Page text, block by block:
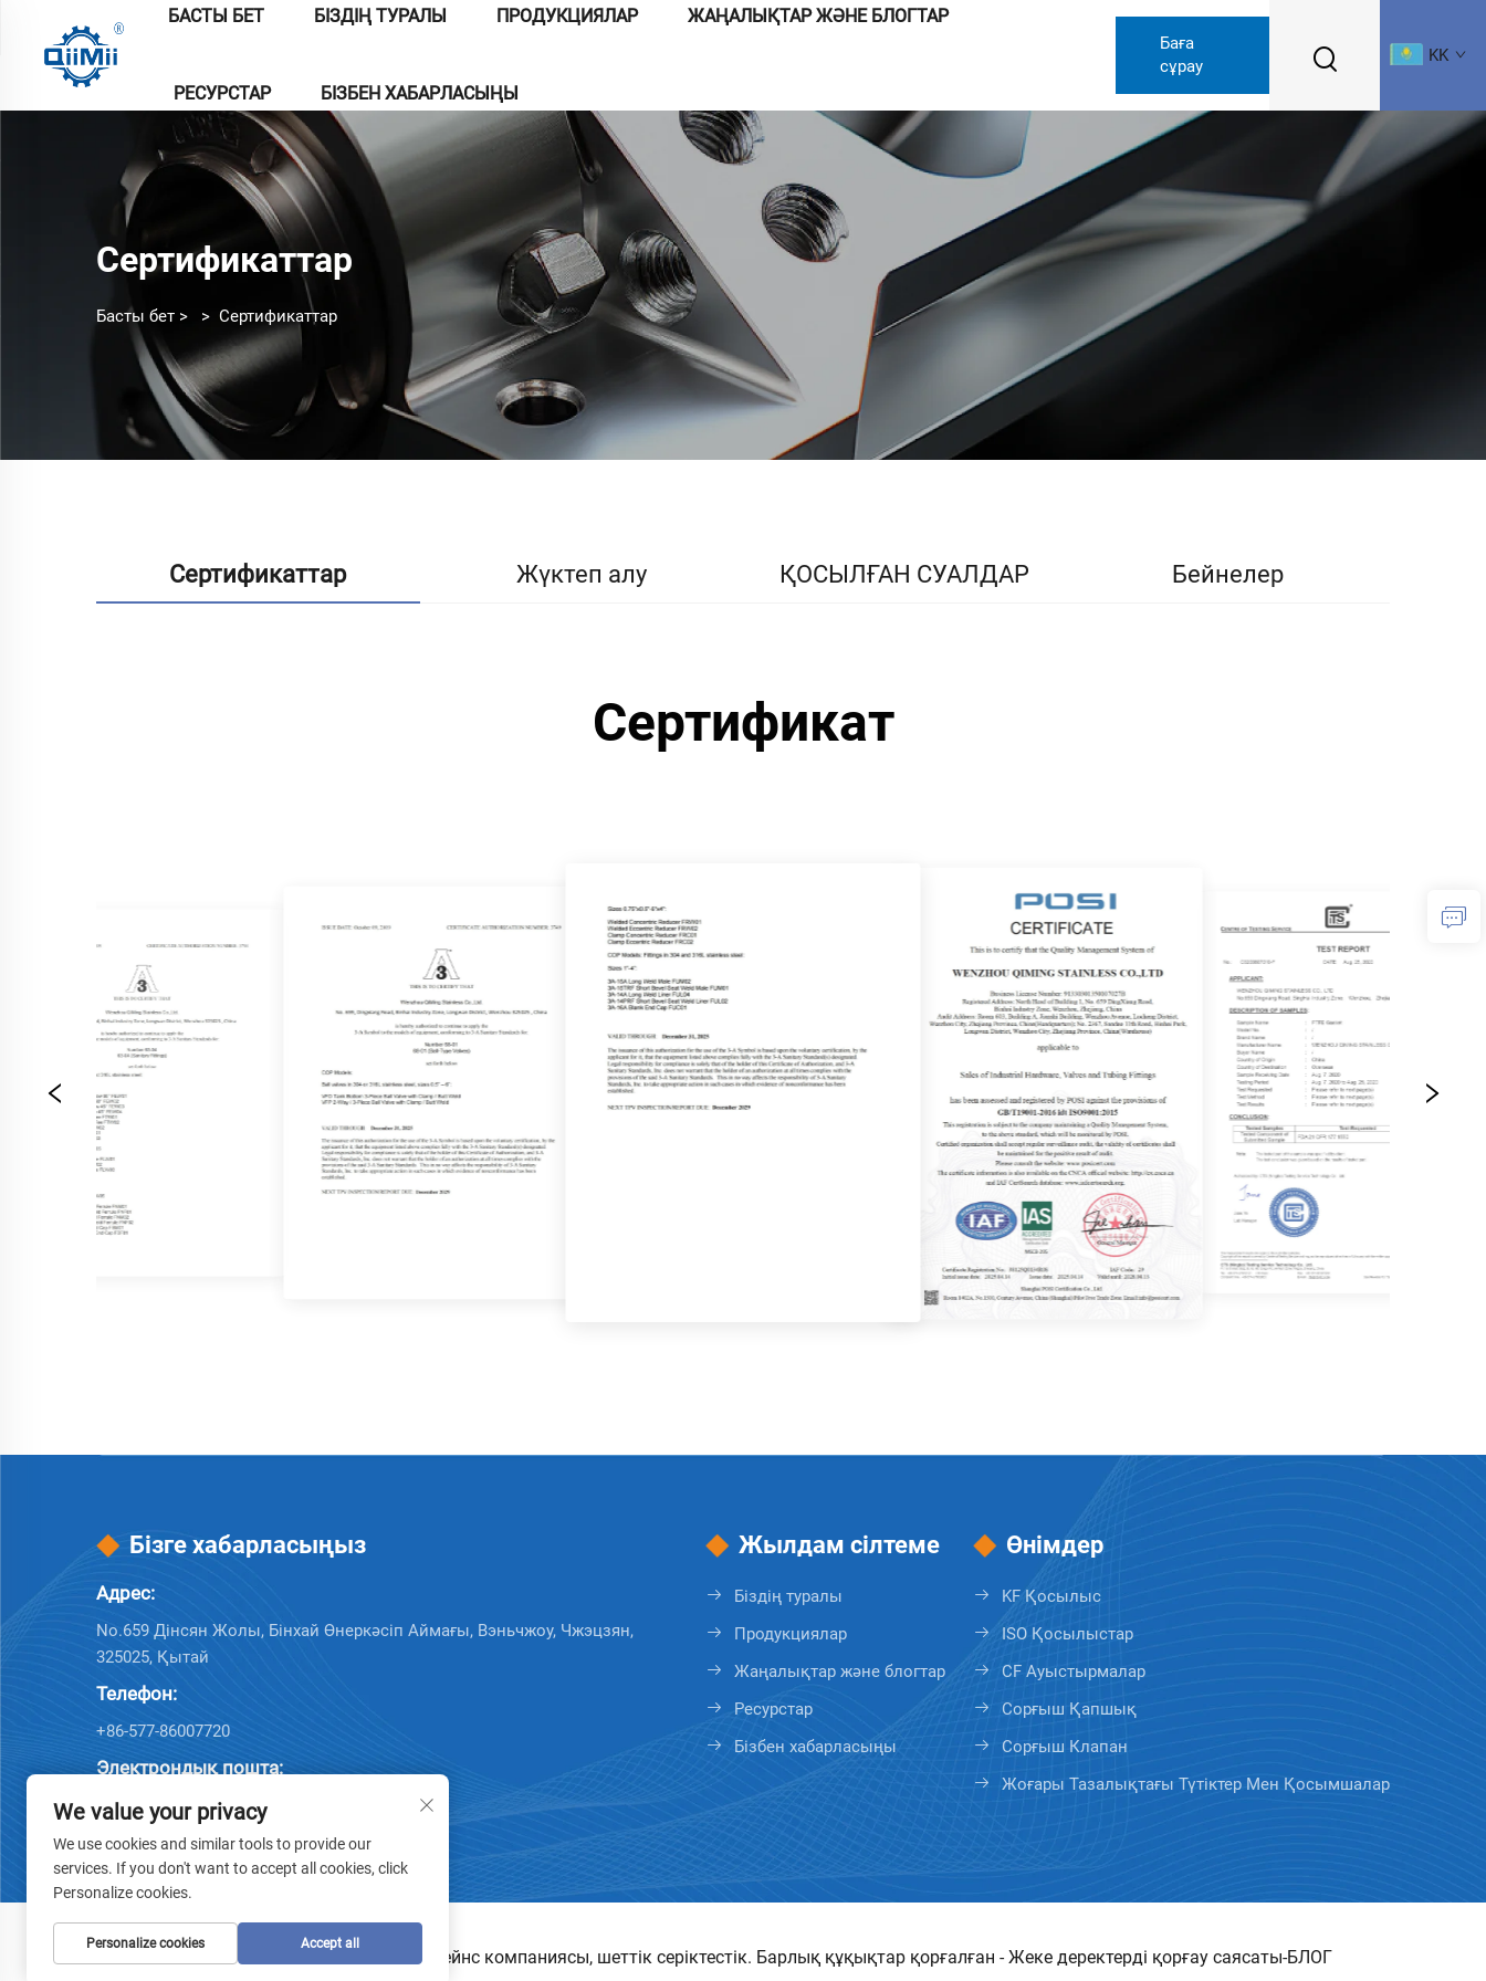
БАСТЫ БЕТ БІЗДІҢ ТУРАЛЫ ПРОДУКЦИЯЛАР ЖАҢАЛЫҚТАР ЖӘНЕ БЛОГТАР
РЕСУРСТАР БІЗБЕН ХАБАРЛАСЫҢЫ
Баға
сұрау
KK
Сертификаттар
Басты бет > > Сертификаттар
Сертификаттар Жүктеп алу ҚОСЫЛҒАН СУАЛДАР Бейнелер
Сертификат
Бізге хабарласыңыз
Адрес:
No.659 Дінсян Жолы, Бінхай Өнеркәсіп Аймағы, Вэньчжоу, Чжэцзян,
325025, Қытай
Телефон:
+86-577-86007720
Электрондық пошта:
[email protected]
Жылдам сілтеме
Біздің туралы
Продукциялар
Жаңалықтар және блогтар
Ресурстар
Бізбен хабарласыңы
Өнімдер
KF Қосылыс
ISO Қосылыстар
CF Ауыстырмалар
Сорғыш Қапшық
Сорғыш Клапан
Жоғары Тазалықтағы Түтіктер Мен Қосымшалар
© Вэньчжоу Цимин Стейнс компаниясы, шеттік серіктестік. Барлық құқықтар қорғалған -Жеке деректерді қорғау саясаты-БЛОГ
We value your privacy
We use cookies and similar tools to provide our
services. If you don't want to accept all cookies, click
Personalize cookies.
Personalize cookies Accept all